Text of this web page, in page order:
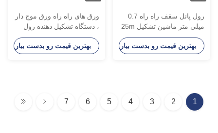
رول پانل سقف راه راه 0.7
میلی متر ماشین تشکیل 25m
بهترین قیمت رو بدست بیار
ورق های راه راه ورق موج دار
، دستگاه تشکیل دهنده رول
سرد با دقت بالا
بهترین قیمت رو بدست بیار
2